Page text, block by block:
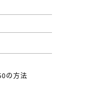
の方法